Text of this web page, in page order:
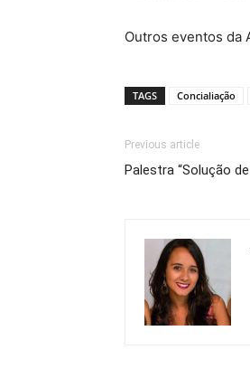
Outros eventos da
TAGS Concialiação
Previous article
Palestra “Solução